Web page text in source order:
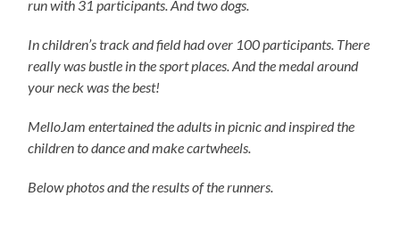
run with 31 participants. And two dogs.
In children’s track and field had over 100 participants. There
really was bustle in the sport places. And the medal around
your neck was the best!
MelloJam entertained the adults in picnic and inspired the
children to dance and make cartwheels.
Below photos and the results of the runners.